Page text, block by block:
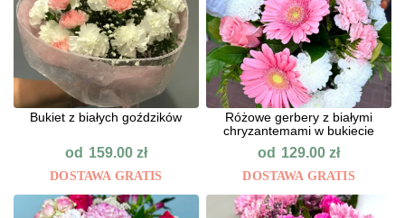
Bukiet z białych goździków
od 159.00 zł
DOSTAWA GRATIS
Różowe gerbery z białymi
chryzantemami w bukiecie
od 129.00zł
DOSTAWA GRATIS